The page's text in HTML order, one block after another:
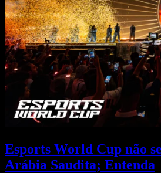
Esports World Cup não
Arábia Saudita; Entenda